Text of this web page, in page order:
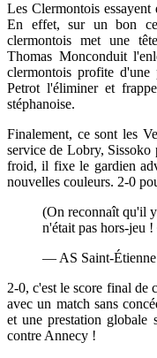
Les Clermontois
En effet, sur un bon
clermontois met une
Thomas Monconduit
clermontois profite
Petrot l'éliminer et
stéphanoise.
Finalement, ce sont les
service de Lobry, Sissoko
froid, il fixe le gardien
nouvelles couleurs. 2-0
(On reconnaît qu'il
n'était pas hors-jeu
— AS Saint-
2-0, c'est le score final de
avec un match sans
et une prestation globale
contre Annecy !